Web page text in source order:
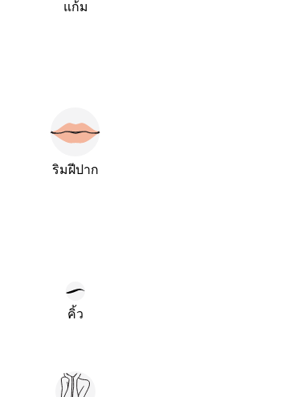
แก้ม
ริมฝีปาก
คิ้ว